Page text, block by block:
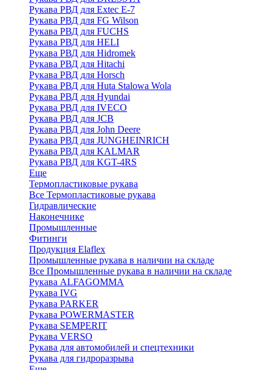
Рукава РВД для Extec E-7
Рукава РВД для FG Wilson
Рукава РВД для FUCHS
Рукава РВД для HELI
Рукава РВД для Hidromek
Рукава РВД для Hitachi
Рукава РВД для Horsch
Рукава РВД для Huta Stalowa Wola
Рукава РВД для Hyundai
Рукава РВД для IVECO
Рукава РВД для JCB
Рукава РВД для John Deere
Рукава РВД для JUNGHEINRICH
Рукава РВД для KALMAR
Рукава РВД для KGT-4RS
Еще
Термопластиковые рукава
Все Термопластиковые рукава
Гидравлические
Наконечнике
Промышленные
Фитинги
Продукция Elaflex
Промышленные рукава в наличии на складе
Все Промышленные рукава в наличии на складе
Рукава ALFAGOMMA
Рукава IVG
Рукава PARKER
Рукава POWERMASTER
Рукава SEMPERIT
Рукава VERSO
Рукава для автомобилей и спецтехники
Рукава для гидроразрыва